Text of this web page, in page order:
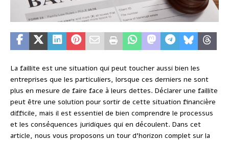
La faillite est une situation qui peut toucher aussi bien les
entreprises que les particuliers, lorsque ces derniers ne sont
plus en mesure de faire face à leurs dettes. Déclarer une faillite
peut être une solution pour sortir de cette situation financière
difficile, mais il est essentiel de bien comprendre le processus
et les conséquences juridiques qui en découlent. Dans cet
article, nous vous proposons un tour d’horizon complet sur la